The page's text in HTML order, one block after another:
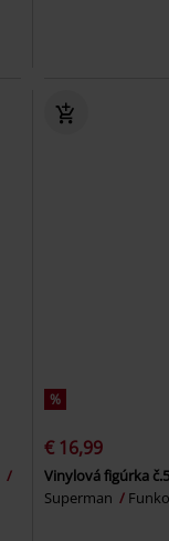
%
€ 16,99
Vinylová figúrka
Superman